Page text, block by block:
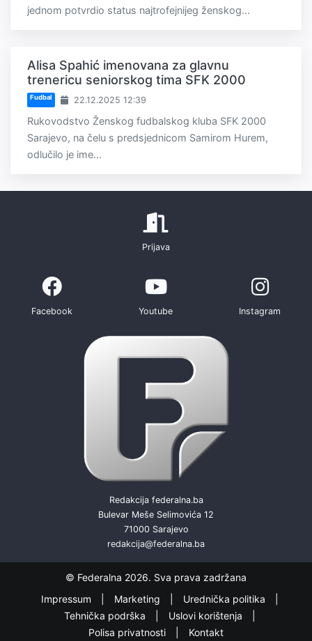
jednom potvrdio status najtrofejnijeg ženskog...
Alisa Spahić imenovana za glavnu
trenericu seniorskog tima SFK 2000
Fudbal 22.12.2025 12:39
Rukovodstvo Ženskog fudbalskog kluba SFK 2000
Sarajevo, na čelu s predsjednicom Samirom Hurem,
odlučilo je ime...
Prijava
Facebook Youtube Instagram
Redakcija federalna.ba
Bulevar Meše Selimovića 12
71000 Sarajevo
redakcija@federalna.ba
© Federalna 2026. Sva prava zadržana
Impressum
Marketing
Urednička politika
Tehnička podrška
Uslovi korištenja
Polisa privatnosti
Kontakt